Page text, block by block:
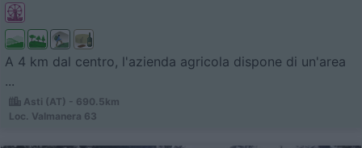
A 4 km dal centro, l'azienda agricola dispone di un'area
...
Asti (AT) - 690.5km
Loc. Valmanera 63